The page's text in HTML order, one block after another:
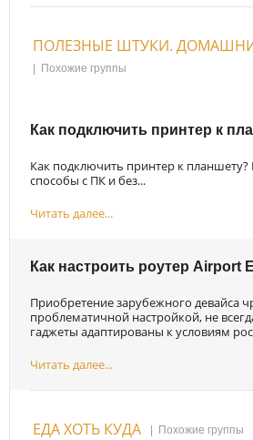
ПОЛЕЗНЫЕ ШТУКИ.
| Похожие группы
Как подключить принтер к
Как подключить принтер к планшету?
способы с ПК и без...
Читать далее...
Как настроить роутер Airport
Приобретение зарубежного девайса
проблематичной настройкой, не
гаджеты адаптированы к условиям
Читать далее...
ЕДА ХОТЬ КУДА | Похожие группы